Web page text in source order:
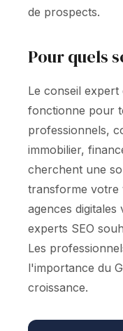
de prospects.
Pour quels
Le conseil expert
fonctionne pour
professionnels,
immobilier,
cherchent une
transforme votre
agences
experts SEO
Les
l'importance du
croissance.